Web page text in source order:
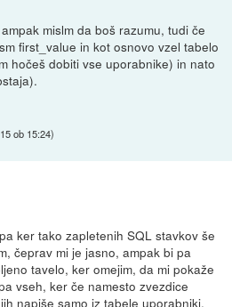
mislm da boš razumu, tudi če
first_value in kot osnovo vzel tabelo
hočeš dobiti vse uporabnike) in nato
ob 15:24)
ker tako zapletenih SQL stavkov še
čeprav mi je jasno, ampak bi pa
tavelo, ker omejim, da mi pokaže
vseh, ker če namesto zvezdice
napiše samo iz tabele uporabniki,